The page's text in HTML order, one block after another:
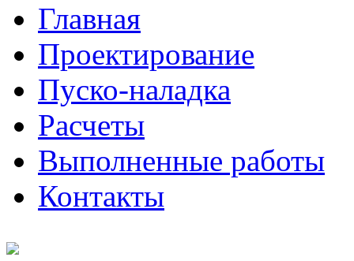
Главная
Проектирование
Пуско-наладка
Расчеты
Выполненные работы
Контакты